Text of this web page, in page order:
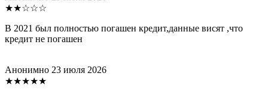
★★☆☆☆
В 2021 был полностью погашен кредит,данные висят ,что
кредит не погашен
Анонимно 23 июля 2026
★★★★★